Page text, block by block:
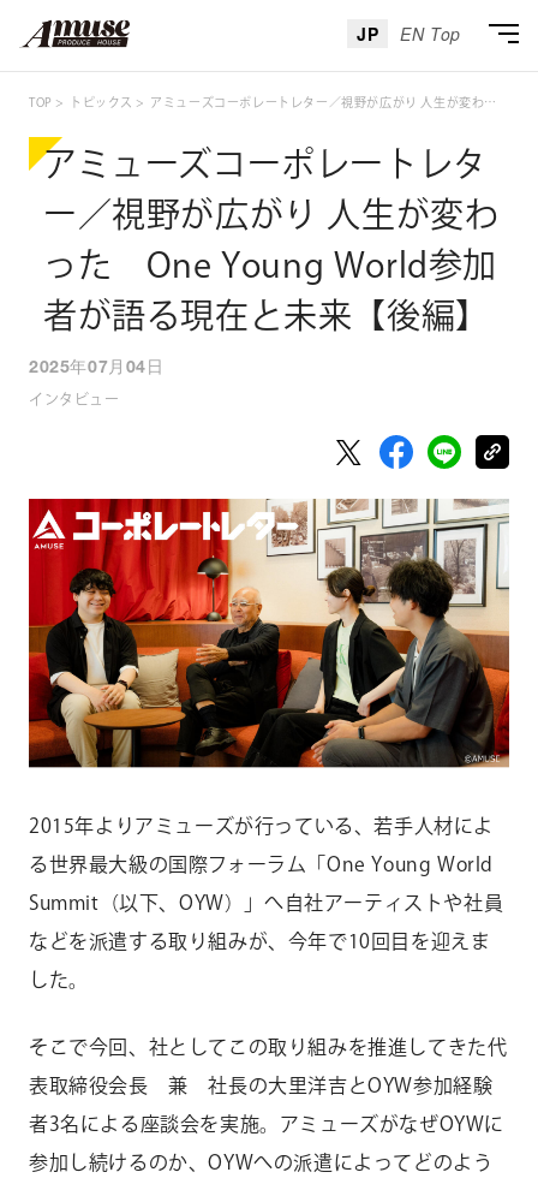
JP EN Top
CONTACT お問い合わせ
個人のお客様
法人のお客様
AUDITION アーティスト募集
Amuse Solution アミューズのソリューション
ENGLISH
TOP トピックス アミューズコーポレートレター／視野が広がり 人生が変わった One Young World参加者が語る現在と未来【後編】
アミューズコーポレートレタ
ー／視野が広がり 人生が変わ
った One Young World参加
者が語る現在と未来【後編】
2025年07月04日
インタビュー
2015年よりアミューズが行っている、若手人材によ
る世界最大級の国際フォーラム「One Young World
Summit（以下、OYW）」へ自社アーティストや社員
などを派遣する取り組みが、今年で10回目を迎えま
した。
そこで今回、社としてこの取り組みを推進してきた代
表取締役会長 兼 社長の大里洋吉とOYW参加経験
者3名による座談会を実施。アミューズがなぜOYWに
参加し続けるのか、OYWへの派遣によってどのよう